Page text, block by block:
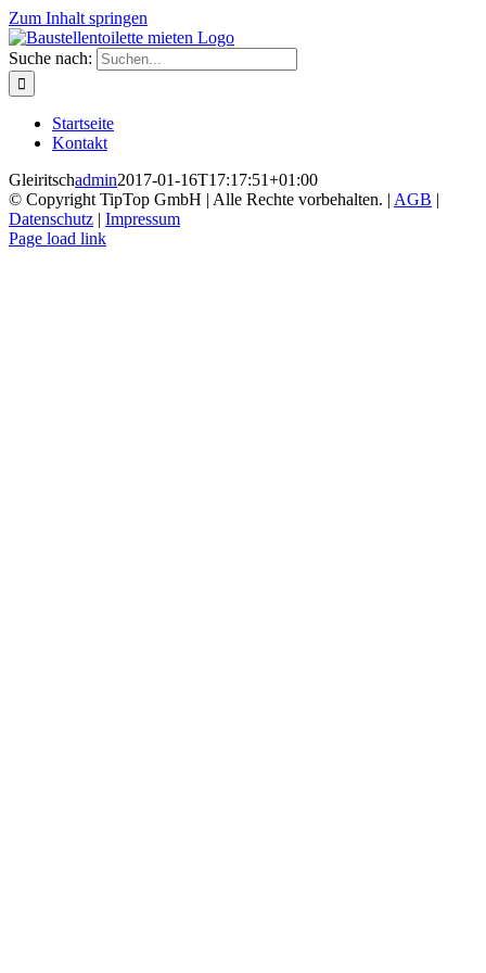
Zum Inhalt springen
Suche nach:
Startseite
Kontakt
Gleiritschadmin2017-01-16T17:17:51+01:00
© Copyright TipTop GmbH | Alle Rechte vorbehalten. | AGB |
Datenschutz | Impressum
Page load link